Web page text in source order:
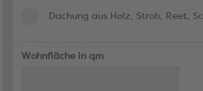
Dachung aus Holz, Stroh, Reet,
Wohnfläche in qm